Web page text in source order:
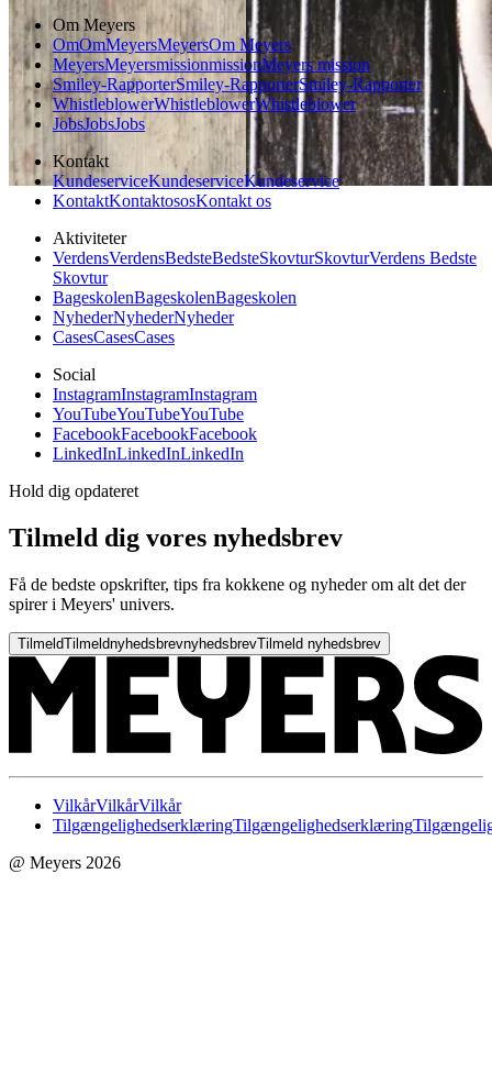
Om Meyers
OmOmMeyersMeyersOm Meyers
MeyersMeyersmissionmissionMeyers mission
Smiley-RapporterSmiley-RapporterSmiley-Rapporter
WhistleblowerWhistleblowerWhistleblower
JobsJobsJobs
Kontakt
KundeserviceKundeserviceKundeservice
KontaktKontaktososKontakt os
Aktiviteter
VerdensVerdensBedsteBedsteSkovturSkovturVerdens Bedste
Skovtur
BageskolenBageskolenBageskolen
NyhederNyhederNyheder
CasesCasesCases
Social
InstagramInstagramInstagram
YouTubeYouTubeYouTube
FacebookFacebookFacebook
LinkedInLinkedInLinkedIn
Hold dig opdateret
Tilmeld dig vores nyhedsbrev
Få de bedste opskrifter, tips fra kokkene og nyheder om alt det der
spirer i Meyers' univers.
TilmeldTilmeldnyhedsbrevnyhedsbrevTilmeld nyhedsbrev
VilkårVilkårVilkår
TilgængelighedserklæringTilgængelighedserklæring
@ Meyers 2026